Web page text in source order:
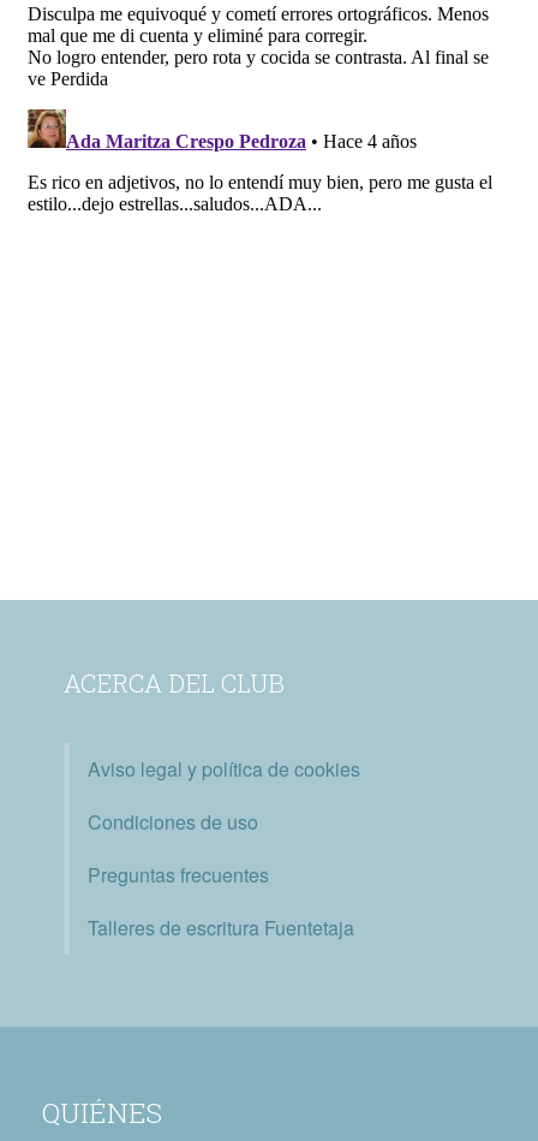
ACERCA DEL CLUB
Aviso legal y política de cookies
Condiciones de uso
Preguntas frecuentes
Talleres de escritura Fuentetaja
QUIÉNES